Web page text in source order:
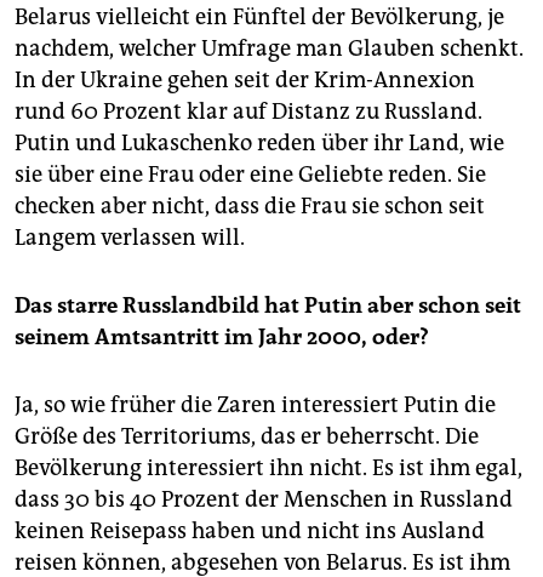
Belarus vielleicht ein Fünftel der Bevölkerung, je
nachdem, welcher Umfrage man Glauben schenkt.
In der Ukraine gehen seit der Krim-Annexion
rund 60 Prozent klar auf Distanz zu Russland.
Putin und Lukaschenko reden über ihr Land, wie
sie über eine Frau oder eine Geliebte reden. Sie
checken aber nicht, dass die Frau sie schon seit
Langem verlassen will.
Das starre Russlandbild hat Putin aber schon seit
seinem Amtsantritt im Jahr 2000, oder?
Ja, so wie früher die Zaren interessiert Putin die
Größe des Territoriums, das er beherrscht. Die
Bevölkerung interessiert ihn nicht. Es ist ihm egal,
dass 30 bis 40 Prozent der Menschen in Russland
keinen Reisepass haben und nicht ins Ausland
reisen können, abgesehen von Belarus. Es ist ihm